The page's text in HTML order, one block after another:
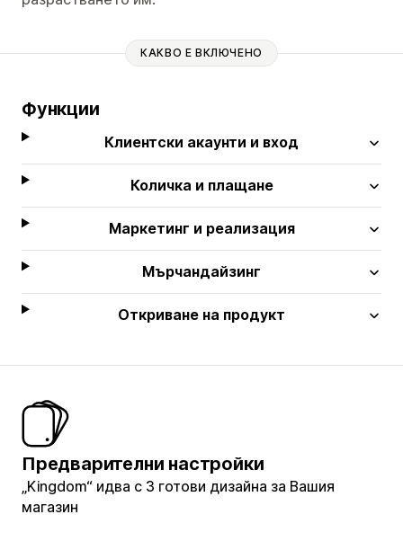
КАКВО Е ВКЛЮЧЕНО
Функции
Клиентски акаунти и вход
Количка и плащане
Маркетинг и реализация
Мърчандайзинг
Откриване на продукт
Предварителни настройки
„Kingdom“ идва с 3 готови дизайна за Вашия
магазин